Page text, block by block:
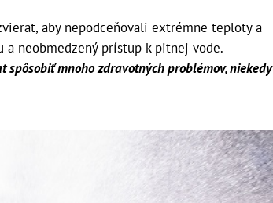
aby nepodceňovali extrémne teploty a
neobmedzený prístup k pitnej vode.
spôsobiť mnoho zdravotných problémov, niekedy